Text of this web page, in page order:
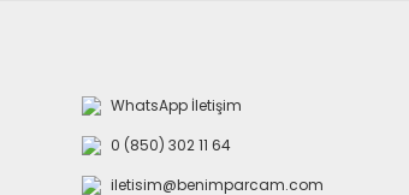
WhatsApp İletişim
0 (850) 302 11 64
iletisim@benimparcam.com